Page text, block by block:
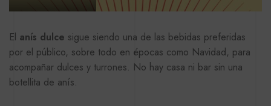
El anís dulce sigue siendo una de las bebidas preferidas
por el público, sobre todo en épocas como Navidad, para
acompañar dulces y turrones. No hay casa ni bar sin una
botellita de anís.